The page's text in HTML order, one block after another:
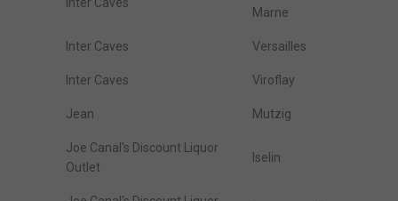
Marne
Inter Caves Versailles
Inter Caves Viroflay
Jean Mutzig
Joe Canal's Discount Liquor
Outlet
Iselin